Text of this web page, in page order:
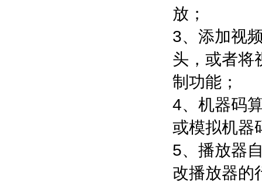
放；
3、添加视
头，或者将
制功能；
4、机器码
或模拟机器
5、播放器
改播放器的